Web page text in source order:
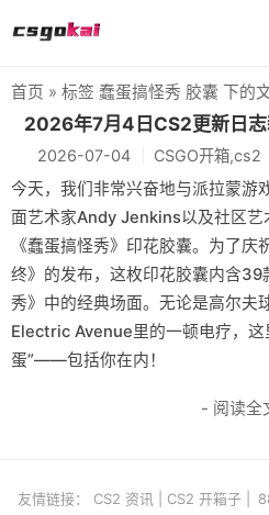
88dog
首页 » 标签 蠢蛋搞怪秀 胶囊 下的
2026年7月4日CS2更新日
2026-07-04 CSGO开箱,cs2
今天，我们非常兴奋地与派拉蒙游
面艺术家Andy Jenkins以及社区
《蠢蛋搞怪秀》印花胶囊。为了庆
终》的发布，这枚印花胶囊内含
秀》中的经典场面。无论是高尔夫
Electric Avenue里的一顿电疗，这
蛋”——包括你在内！
- 阅读全
友情链接： CS2 资讯 CS2 开箱子